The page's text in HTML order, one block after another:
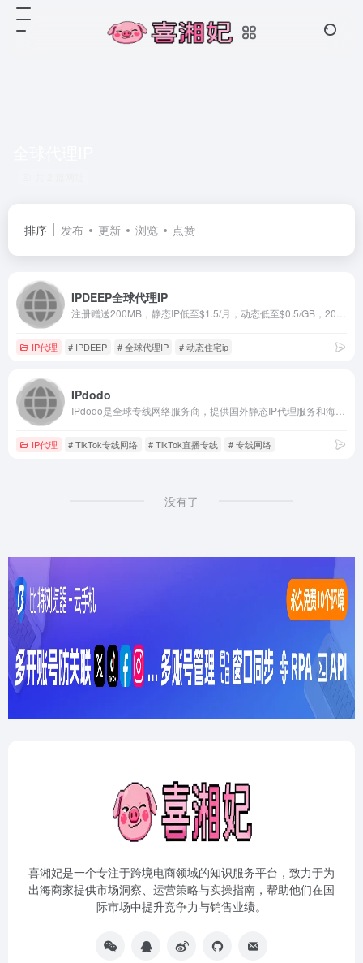
排序 发布 更新 浏览 点赞
IPDEEP全球代理IP
IP代理 # IPDEEP # 全球代理IP # 动态住宅ip
IPdodo
IP代理 # TikTok专线网络 # TikTok直播专线 # 专线网络
没有了
喜湘妃是一个专注于跨境电商领域的知识服务平台，致力于为
出海商家提供市场洞察、运营策略与实操指南，帮助他们在国
际市场中提升竞争力与销售业绩。